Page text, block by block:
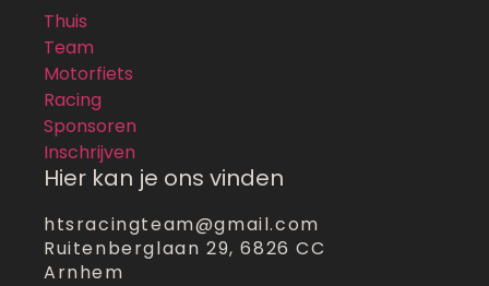
Thuis
Team
Motorfiets
Racing
Sponsoren
Inschrijven
Hier kan je ons vinden
htsracingteam@gmail.com
Ruitenberglaan 29, 6826 CC
Arnhem